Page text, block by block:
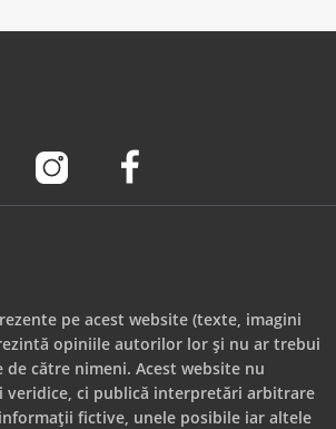
pe acest website (texte, imagini
opiniile autorilor lor și nu ar trebui
către nimeni. Acest website nu
veridice, ci publică interpretări arbitrare
fictive, unele posibile iar altele